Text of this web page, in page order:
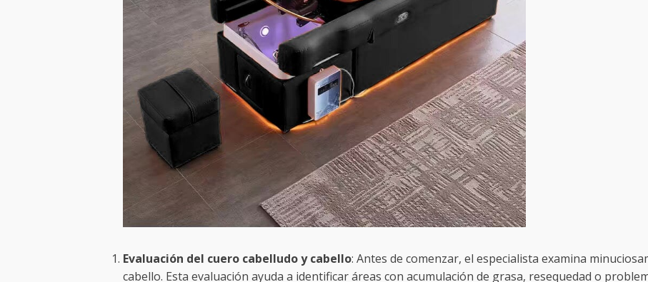
Evaluación del cuero cabelludo y cabello: Antes de comenzar, el especialista examina
cabello. Esta evaluación ayuda a identificar áreas con acumulación de grasa, resequedad o